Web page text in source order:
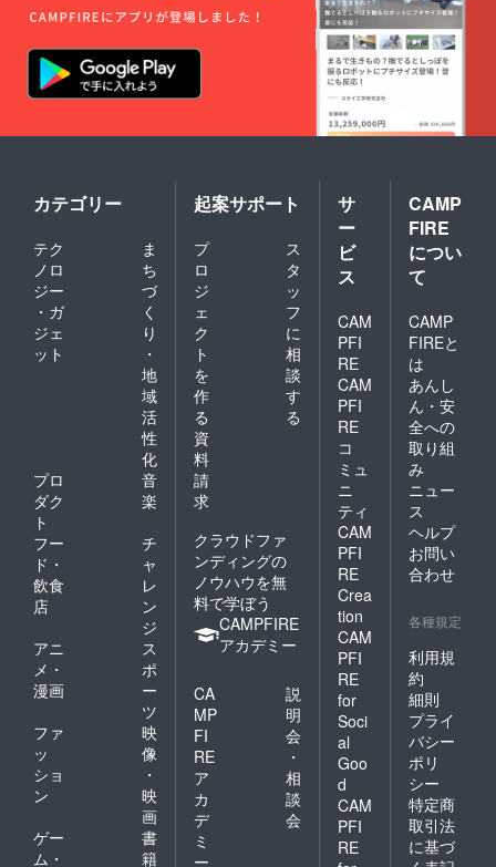
カテゴリー
テク
ノロ
ジー
・ガ
ジェ
ット
ま
ち
づ
く
り
・
地
域
活
性
化
プロ
ダク
ト
音
楽
フー
ド・
飲食
店
チ
ャ
レ
ン
ジ
アニ
メ・
漫画
ス
ポ
ー
ツ
ファ
ッ
ショ
ン
映
像
・
映
画
ゲー
ム・
書
籍
起案サポート
プ
ロ
ジ
ェ
ク
ト
を
作
る
ス
タ
ッ
フ
に
相
談
す
る
資
料
請
求
クラウドファ
ンディングの
ノウハウを無
料で学ぼう
CAMPFIRE
アカデミー
CA
MP
FI
RE
ア
カ
デ
ミ
ー
説
明
会
・
相
談
会
サ
ー
ビ
ス
CAM
PFI
RE
CAM
PFI
RE
コ
ミュ
ニ
ティ
CAM
PFI
RE
Crea
tion
CAM
PFI
RE
for
Soci
al
Goo
d
CAM
PFI
RE
CAMP
FIRE
につい
て
CAMP
FIREと
は
あんし
ん・安
全への
取り組
み
ニュー
ス
ヘルプ
お問い
合わせ
各種規定
利用規
約
細則
プライ
バシー
ポリ
シー
特定商
取引法
に基づ